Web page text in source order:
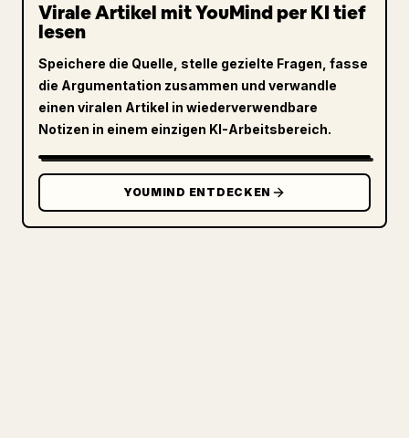
Virale Artikel mit YouMind per KI tief
lesen
Speichere die Quelle, stelle gezielte Fragen, fasse
die Argumentation zusammen und verwandle
einen viralen Artikel in wiederverwendbare
Notizen in einem einzigen KI-Arbeitsbereich.
YOUMIND ENTDECKEN